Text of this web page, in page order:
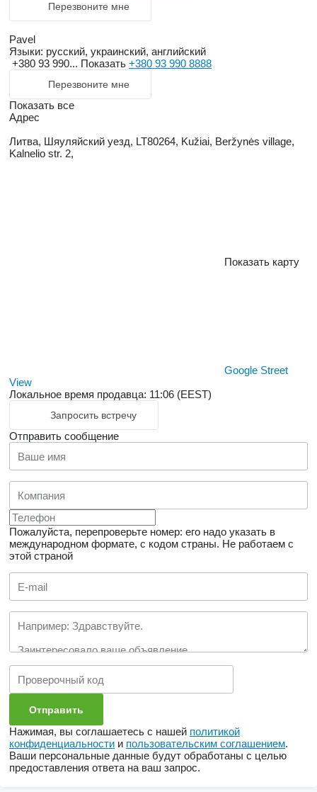
Перезвоните мне
Pavel
Языки: русский, украинский, английский
+380 93 990... Показать +380 93 990 8888
Перезвоните мне
Показать все
Адрес
Литва, Шяуляйский уезд, LT80264, Kužiai, Beržynės village,
Kalnelio str. 2,
Показать карту
Google Street
View
Локальное время продавца: 11:06 (EEST)
Запросить встречу
Отправить сообщение
Пожалуйста, перепроверьте номер: его надо указать в
международном формате, с кодом страны. Не работаем с
этой страной
Нажимая, вы соглашаетесь с нашей политикой
конфиденциальности и пользовательским соглашением.
Ваши персональные данные будут обработаны с целью
предоставления ответа на ваш запрос.